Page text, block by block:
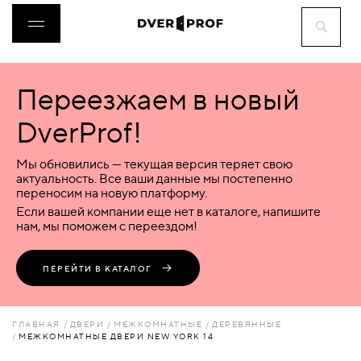
ДВЕРИ
ФУРНИТУРА
ВОРОТА
ПЕРЕГОРОДКИ
Переезжаем в новый
DverProf!
Мы обновились — текущая версия теряет свою
актуальность. Все ваши данные мы постепенно
переносим на новую платформу.
Если вашей компании еще нет в каталоге, напишите
нам, мы поможем с переездом!
ПЕРЕЙТИ В КАТАЛОГ
ГЛАВНАЯ ДВЕРИ МЕЖКОМНАТНЫЕ
ДЕРЕВЯННЫЕ
МЕЖКОМНАТНЫЕ ДВЕРИ NEW YORK 14